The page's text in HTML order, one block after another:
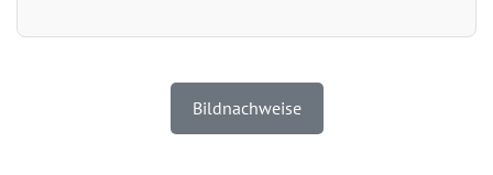
Bildnachweise